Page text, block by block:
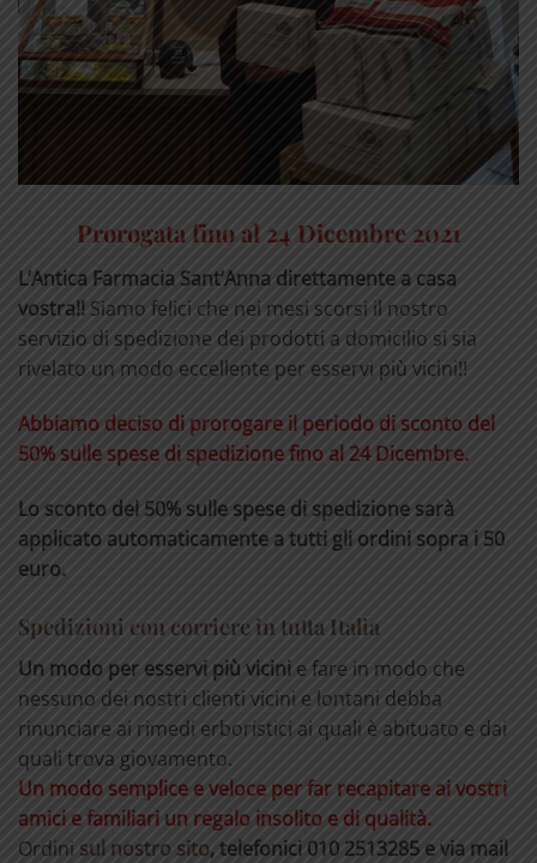
Prorogata fino al 24 Dicembre 2021
L’Antica Farmacia Sant’Anna direttamente a casa
vostra!! Siamo felici che nei mesi scorsi il nostro
servizio di spedizione dei prodotti a domicilio si sia
rivelato un modo eccellente per esservi più vicini!!
Abbiamo deciso di prorogare il periodo di sconto del
50% sulle spese di spedizione fino al 24 Dicembre.
Lo sconto del 50% sulle spese di spedizione sarà
applicato automaticamente a tutti gli ordini sopra i 50
euro.
Spedizioni con corriere in tutta Italia
Un modo per esservi più vicini e fare in modo che
nessuno dei nostri clienti vicini e lontani debba
rinunciare ai rimedi erboristici ai quali è abituato e dai
quali trova giovamento.
Un modo semplice e veloce per far recapitare ai vostri
amici e familiari un regalo insolito e di qualità.
Ordini sul nostro sito, telefonici 010 2513285 e via mail